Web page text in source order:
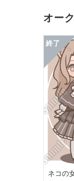
オー
ネコの